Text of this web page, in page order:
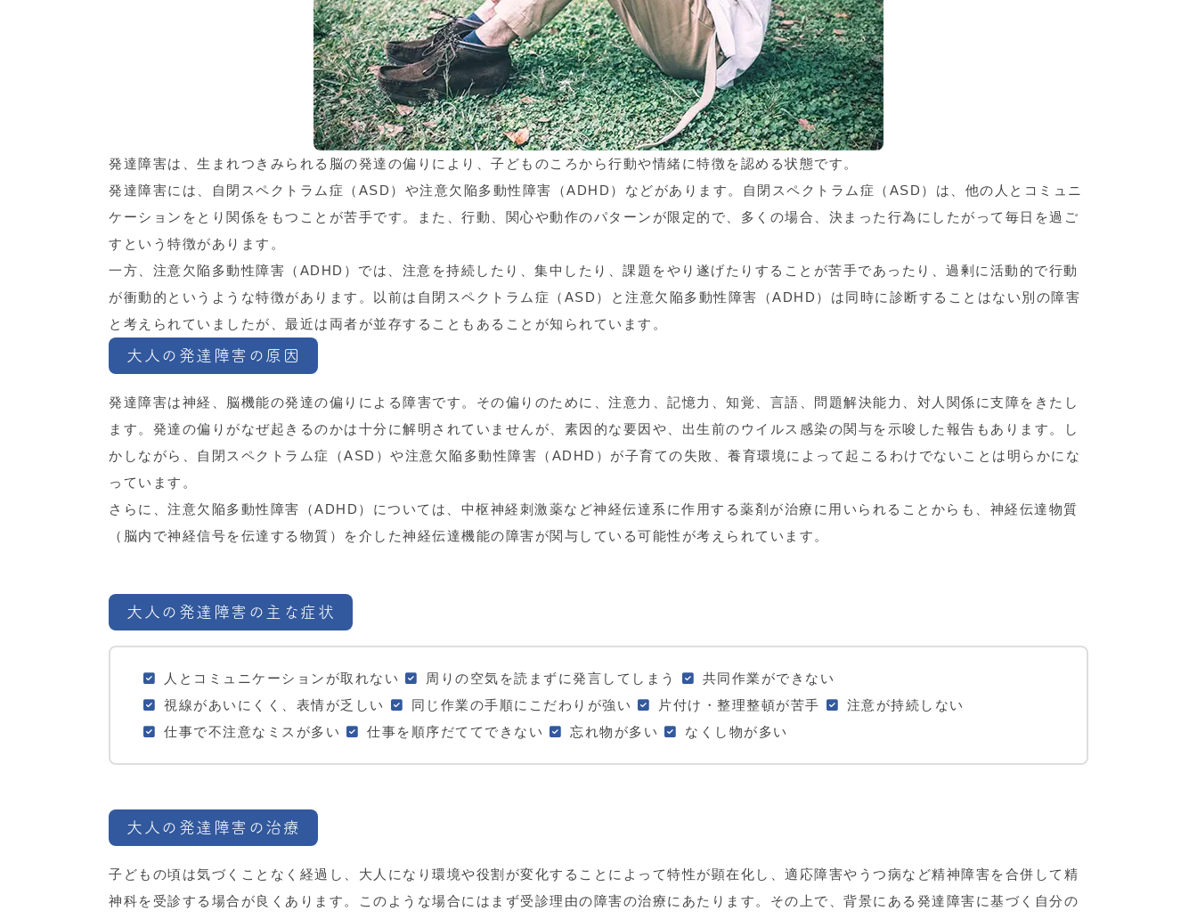
発達障害は、生まれつきみられる脳の発達の偏りにより、子どものころから行動や情緒に特徴を認める状態です。
発達障害には、自閉スペクトラム症（ASD）や注意欠陥多動性障害（ADHD）などがあります。自閉スペクトラム症（ASD）は、他の人とコミュニ
ケーションをとり関係をもつことが苦手です。また、行動、関心や動作のパターンが限定的で、多くの場合、決まった行為にしたがって毎日を過ご
すという特徴があります。
一方、注意欠陥多動性障害（ADHD）では、注意を持続したり、集中したり、課題をやり遂げたりすることが苦手であったり、過剰に活動的で行動
が衝動的というような特徴があります。以前は自閉スペクトラム症（ASD）と注意欠陥多動性障害（ADHD）は同時に診断することはない別の障害
と考えられていましたが、最近は両者が並存することもあることが知られています。
大人の発達障害の原因
発達障害は神経、脳機能の発達の偏りによる障害です。その偏りのために、注意力、記憶力、知覚、言語、問題解決能力、対人関係に支障をきたし
ます。発達の偏りがなぜ起きるのかは十分に解明されていませんが、素因的な要因や、出生前のウイルス感染の関与を示唆した報告もあります。し
かしながら、自閉スペクトラム症（ASD）や注意欠陥多動性障害（ADHD）が子育ての失敗、養育環境によって起こるわけでないことは明らかにな
っています。
さらに、注意欠陥多動性障害（ADHD）については、中枢神経刺激薬など神経伝達系に作用する薬剤が治療に用いられることからも、神経伝達物質
（脳内で神経信号を伝達する物質）を介した神経伝達機能の障害が関与している可能性が考えられています。
大人の発達障害の主な症状
人とコミュニケーションが取れない 周りの空気を読まずに発言してしまう
共同作業ができない
視線があいにくく、表情が乏しい
同じ作業の手順にこだわりが強い 片付け・整理整頓が苦手
注意が持続しない
仕事で不注意なミスが多い
仕事を順序だててできない 忘れ物が多い なくし物が多い
大人の発達障害の治療
子どもの頃は気づくことなく経過し、大人になり環境や役割が変化することによって特性が顕在化し、適応障害やうつ病など精神障害を合併して精
神科を受診する場合が良くあります。このような場合にはまず受診理由の障害の治療にあたります。その上で、背景にある発達障害に基づく自分の